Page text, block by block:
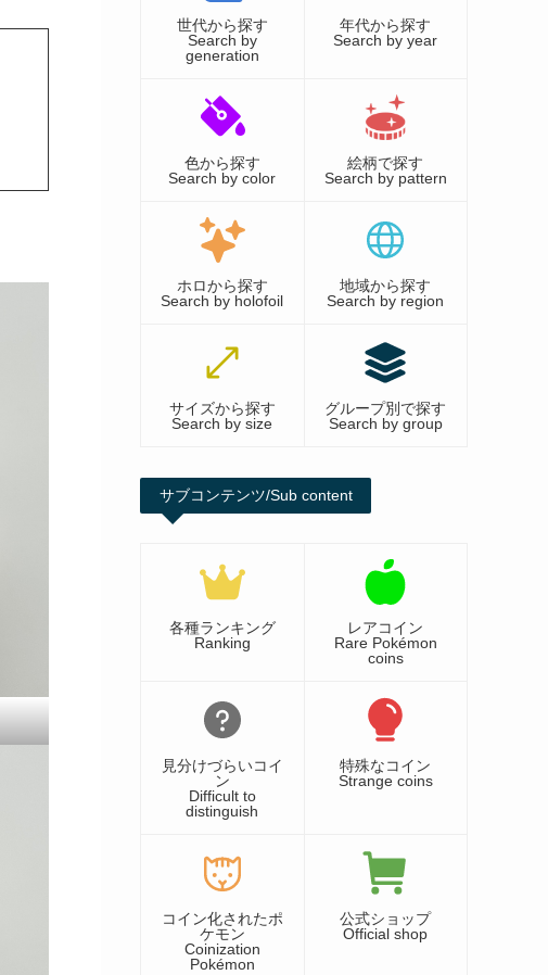
世代から探す
Search by
generation
年代から探す
Search by year
色から探す
Search by color
絵柄で探す
Search by pattern
ホロから探す
Search by holofoil
地域から探す
Search by region
サイズから探す
Search by size
グループ別で探す
Search by group
サブコンテンツ/Sub content
各種ランキング
Ranking
レアコイン
Rare Pokémon
coins
見分けづらいコイ
ン
Difficult to
distinguish
特殊なコイン
Strange coins
コイン化されたポ
ケモン
Coinization
Pokémon
公式ショップ
Official shop